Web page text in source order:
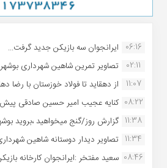
06:16 ایرانجوان سه بازیکن جدید گرفت...
02:11
تصاویر تمرین شاهین شهردارى
11:07
از دهقاید تا فولاد خوزستان با رضا
08:22 کنایه عجیب امیر حسین صادقی پیش
11:38 گزارش روز/گنج میخواهید ،بروید
11:34 تصاویر دیدار دوستانه شاهین
08:46 سعید مفتخر :ایرانجوان کارخانه